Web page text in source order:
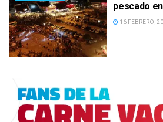
pescado
16 FEBRERO,